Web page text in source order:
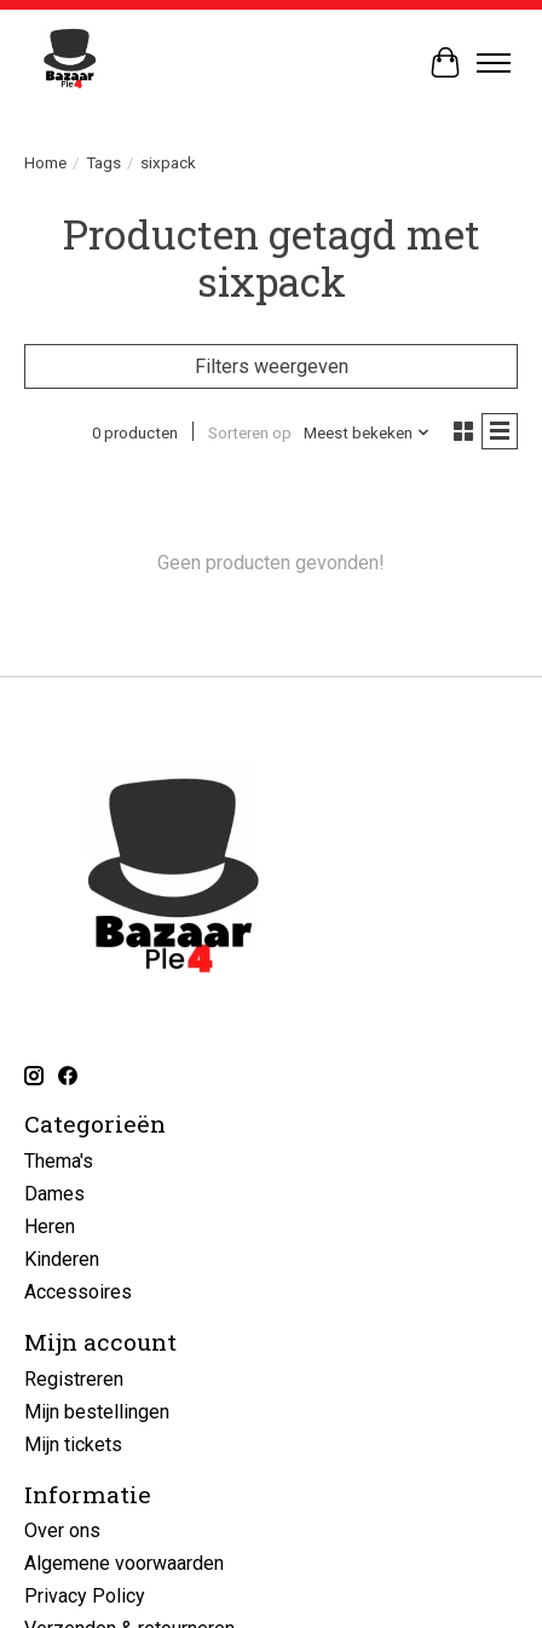
Home / Tags / sixpack
Producten getagd met
sixpack
Filters weergeven
0 producten Sorteren op Meest bekeken
Geen producten gevonden!
Categorieën
Thema's
Dames
Heren
Kinderen
Accessoires
Mijn account
Registreren
Mijn bestellingen
Mijn tickets
Informatie
Over ons
Algemene voorwaarden
Privacy Policy